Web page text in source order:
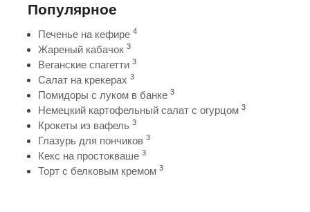
Популярное
Печенье на кефире 4
Жареный кабачок 3
Веганские спагетти 3
Салат на крекерах 3
Помидоры с луком в банке 3
Немецкий картофельный салат с огурцом 3
Крокеты из вафель 3
Глазурь для пончиков 3
Кекс на простокваше 3
Торт с белковым кремом 3